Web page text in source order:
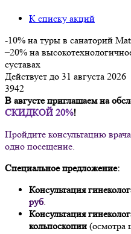
К списку акций
-10% на туры в санаторий
–20% на
суставах
Действует до 31 августа 2026
3942
В августе приглашаем на
СКИДКОЙ 20%!
Пройдите консультацию
одно посещение.
Специальное предложение:
Консультация
руб.
Консультация
кольпоскопии (осмотра